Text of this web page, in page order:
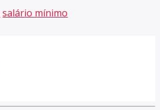
salário mínimo